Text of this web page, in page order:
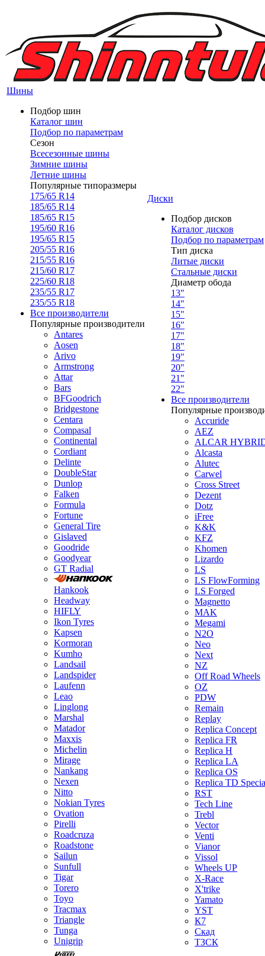
Шины
Подбор шин
Каталог шин
Подбор по параметрам
Сезон
Всесезонные шины
Зимние шины
Летние шины
Популярные типоразмеры
175/65 R14
185/65 R14
185/65 R15
195/60 R16
195/65 R15
205/55 R16
215/55 R16
215/60 R17
225/60 R18
235/55 R17
235/55 R18
Все производители
Популярные производители
Antares
Aosen
Arivo
Armstrong
Attar
Bars
BFGoodrich
Bridgestone
Centara
Compasal
Continental
Cordiant
Delinte
DoubleStar
Dunlop
Falken
Formula
Fortune
General Tire
Gislaved
Goodride
Goodyear
GT Radial
Hankook
Headway
HIFLY
Ikon Tyres
Kapsen
Kormoran
Kumho
Landsail
Landspider
Laufenn
Leao
Linglong
Marshal
Matador
Maxxis
Michelin
Mirage
Nankang
Nexen
Nitto
Nokian Tyres
Ovation
Pirelli
Roadcruza
Roadstone
Sailun
Sunfull
Tigar
Torero
Toyo
Tracmax
Triangle
Tunga
Unigrip
Диски
Подбор дисков
Каталог дисков
Подбор по параметрам
Тип диска
Литые диски
Стальные диски
Диаметр обода
13"
14"
15"
16"
17"
18"
19"
20"
21"
22"
Все производители
Популярные
Accuride
AEZ
ALCAR
Alcasta
Alutec
Carwel
Cross Street
Dezent
Dotz
iFree
K&K
KFZ
Khomen
Lizardo
LS
LS FlowForming
LS Forged
Magnetto
MAK
Megami
N2O
Neo
Next
NZ
Off Road Wheels
OZ
PDW
Remain
Replay
Replica Concept
Replica FR
Replica H
Replica LA
Replica OS
Replica TD
RST
Tech Line
Trebl
Vector
Venti
Vianor
Vissol
Wheels UP
X-Race
X'trike
Yamato
YST
К7
Скад
ТЗСК